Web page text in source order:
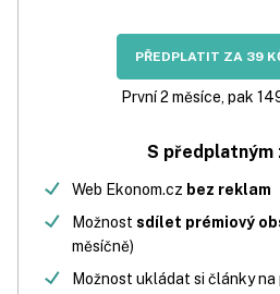
PŘEDPLATIT ZA 39
První 2 měsíce, pak
S předplatným
Web Ekonom.cz bez reklam
Možnost sdílet prémiový
měsíčně)
Možnost ukládat si články na